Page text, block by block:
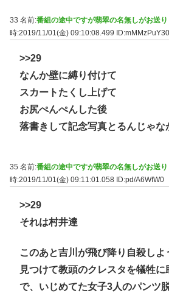
33 名前:番組の途中ですが翡翠の名無しがお送
時:2019/11/01(金) 09:10:08.499
ID:mMMzPuY30
>>29
なんか壁に縛り付けて
スカートたくし上げて
お尻ぺんぺんした後
落書きして記念写真とるんじゃな
35 名前:番組の途中ですが翡翠の名無しがお送
時:2019/11/01(金) 09:11:01.058 ID:pd/A6WfW0
>>29
それは村井達
このあと吉川が飛び降り自殺し
見つけて教頭のクレスタを犠牲に
で、いじめてた女子3人のパンツ